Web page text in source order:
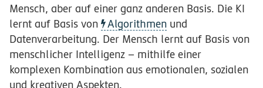
Mensch, aber auf einer ganz anderen Basis. Die KI
lernt auf Basis von
Algorithmen und
Datenverarbeitung. Der Mensch lernt auf Basis von
menschlicher Intelligenz – mithilfe einer
komplexen Kombination aus emotionalen, sozialen
und kreativen Aspekten.